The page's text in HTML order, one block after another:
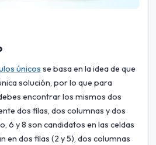
únicos se basa en la idea de que
solución, por lo que para
encontrar los mismos dos
dos filas, dos columnas y dos
6 y 8 son candidatos en las celdas
en dos filas (2 y 5), dos columnas